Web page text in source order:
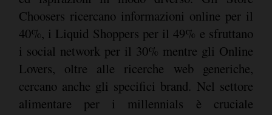
Choosers ricercano informazioni online per il
40%, i Liquid Shoppers per il 49% e sfruttano
i social network per il 30% mentre gli Online
Lovers, oltre alle ricerche web generiche,
cercano anche gli specifici brand. Nel settore
alimentare per i millennials è cruciale